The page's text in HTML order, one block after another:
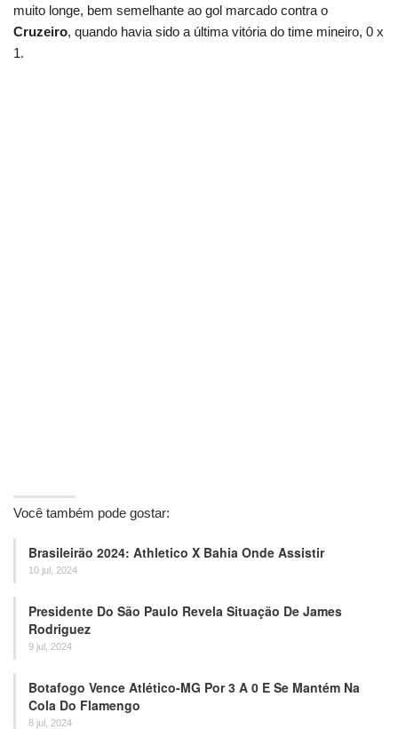
muito longe, bem semelhante ao gol marcado contra o
Cruzeiro, quando havia sido a última vitória do time mineiro, 0 x
1.
Você também pode gostar:
Brasileirão 2024: Athletico X Bahia Onde Assistir
10 jul, 2024
Presidente Do São Paulo Revela Situação De James
Rodriguez
9 jul, 2024
Botafogo Vence Atlético-MG Por 3 A 0 E Se Mantém Na
Cola Do Flamengo
8 jul, 2024